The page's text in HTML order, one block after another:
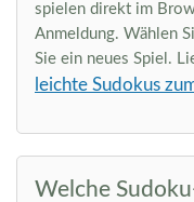
spielen direkt im
Anmeldung. Wählen
Sie ein neues Spiel.
leichte Sudokus
Welche